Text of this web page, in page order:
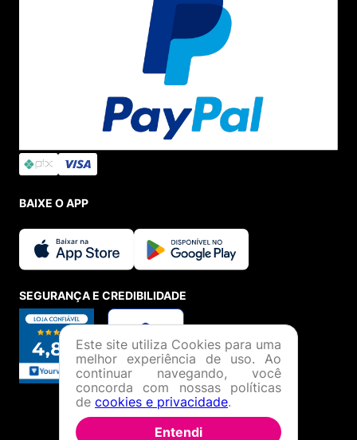
BAIXE O APP
SEGURANÇA E CREDIBILIDADE
Este site utiliza Cookies para uma
melhor experiência de uso. Ao
continuar navegando, você
concorda com nossas políticas
de cookies e privacidade.
Entendi